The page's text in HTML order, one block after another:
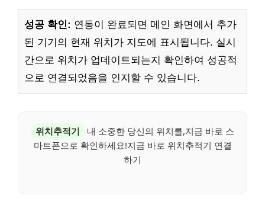
성공 확인: 연동이 완료되면 메인 화면에서 추가
된 기기의 현재 위치가 지도에 표시됩니다. 실시
간으로 위치가 업데이트되는지 확인하여 성공적
으로 연결되었음을 인지할 수 있습니다.
위치추적기
내 소중한 당신의 위치를,지금 바로 스
마트폰으로 확인하세요!지금 바로 위치추적기 연결
하기